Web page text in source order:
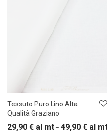
Tessuto Puro Lino Alta
Qualità Graziano
29,90 € al mt – 49,90 € al mt